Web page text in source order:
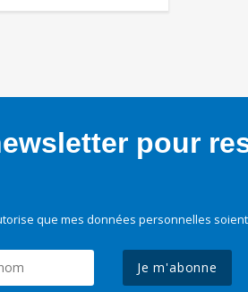
pour
que mes données personnelles
Je m'abonne